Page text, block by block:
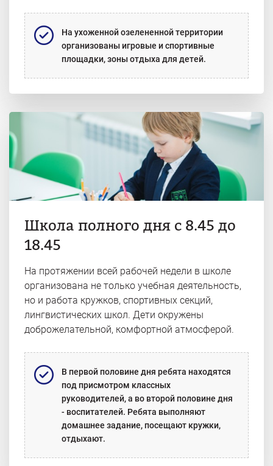
На ухоженной озелененной территории
организованы игровые и спортивные
площадки, зоны отдыха для детей.
Школа полного дня с 8.45 до
18.45
На протяжении всей рабочей недели в школе
организована не только учебная деятельность,
но и работа кружков, спортивных секций,
лингвистических школ. Дети окружены
доброжелательной, комфортной атмосферой.
В первой половине дня ребята находятся
под присмотром классных
руководителей, а во второй половине дня
- воспитателей. Ребята выполняют
домашнее задание, посещают кружки,
отдыхают.